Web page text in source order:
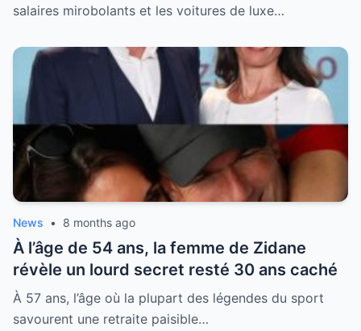
salaires mirobolants et les voitures de luxe…
News • 8 months ago
À l’âge de 54 ans, la femme de Zidane
révèle un lourd secret resté 30 ans caché
À 57 ans, l’âge où la plupart des légendes du sport
savourent une retraite paisible…